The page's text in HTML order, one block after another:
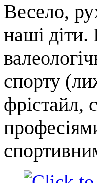
Весело,
наші діти.
спорту
фрістайл,